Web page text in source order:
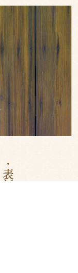
・表紙